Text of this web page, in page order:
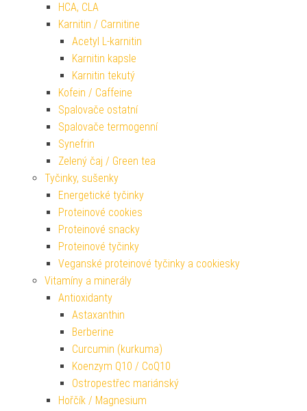
HCA, CLA
Karnitin / Carnitine
Acetyl L-karnitin
Karnitin kapsle
Karnitin tekutý
Kofein / Caffeine
Spalovače ostatní
Spalovače termogenní
Synefrin
Zelený čaj / Green tea
Tyčinky, sušenky
Energetické tyčinky
Proteinové cookies
Proteinové snacky
Proteinové tyčinky
Veganské proteinové tyčinky a cookiesky
Vitamíny a minerály
Antioxidanty
Astaxanthin
Berberine
Curcumin (kurkuma)
Koenzym Q10 / CoQ10
Ostropestřec mariánský
Hořčík / Magnesium